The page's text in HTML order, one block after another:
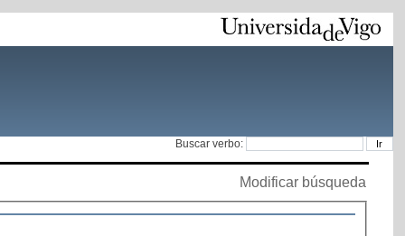
Buscar verbo:
Modificar búsqueda